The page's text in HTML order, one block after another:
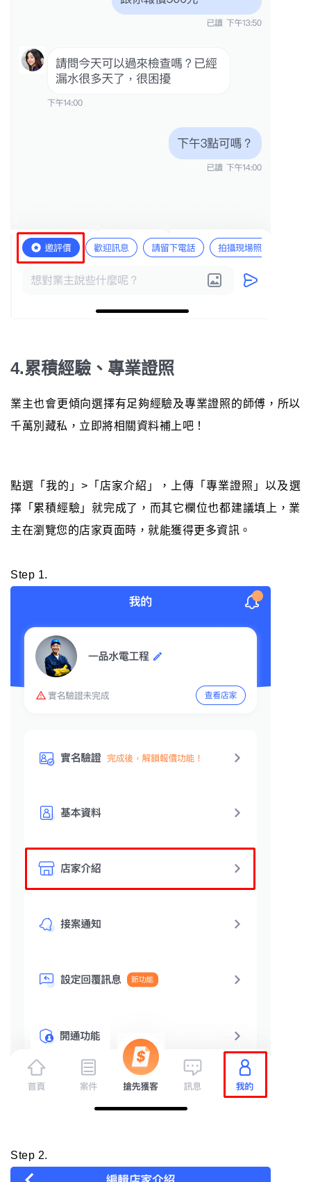
4.累積經驗、專業證照
業主也會更傾向選擇有足夠經驗及專業證照的師傅，所以
千萬別藏私，立即將相關資料補上吧！
點選「我的」>「店家介紹」，上傳「專業證照」以及選
擇「累積經驗」就完成了，而其它欄位也都建議填上，業
主在瀏覽您的店家頁面時，就能獲得更多資訊。
Step 1.
Step 2.